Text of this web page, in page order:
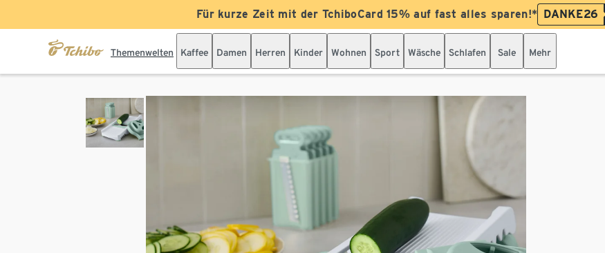
Für kurze Zeit mit der TchiboCard 15% auf fast alles sparen!* DANKE26
Themenwelten Kaffee Damen Herren Kinder Wohnen Sport Wäsche Schlafen Sale Mehr